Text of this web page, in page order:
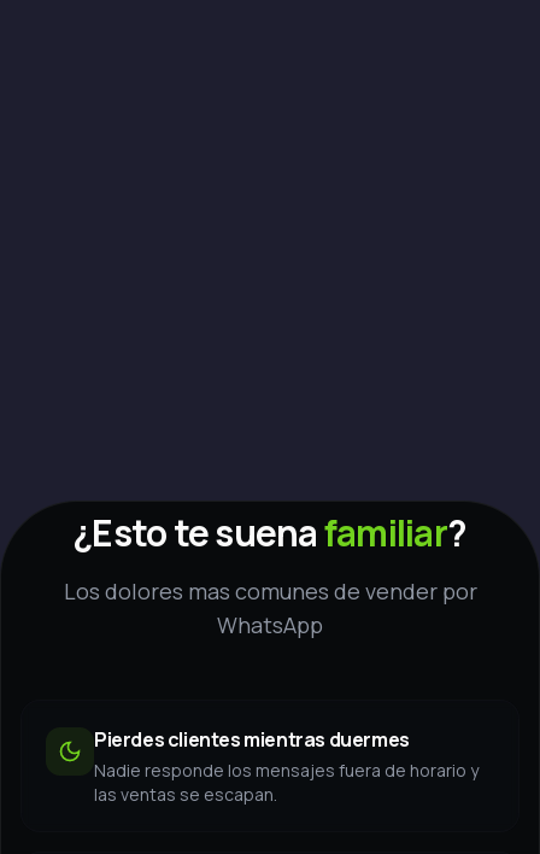
¿Esto te suenafamiliar?
Los dolores mas comunes de vender por
WhatsApp
Pierdes clientes mientras duermes
Nadie responde los mensajes fuera de horario y
las ventas se escapan.